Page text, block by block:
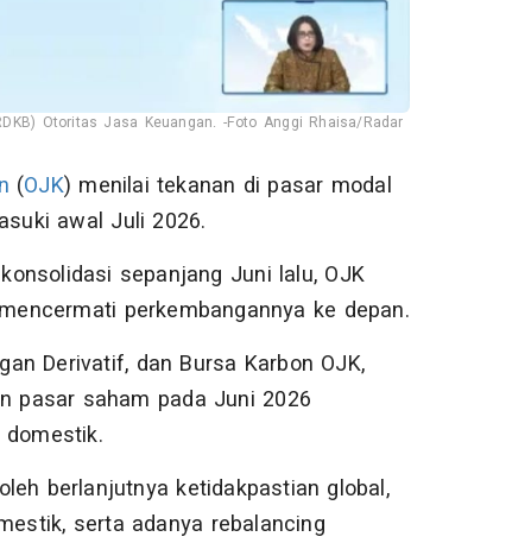
Otoritas Jasa Keuangan. -Foto Anggi Rhaisa/Radar
(OJK) menilai tekanan di pasar modal
awal Juli 2026.
sepanjang Juni lalu, OJK
perkembangannya ke depan.
Derivatif, dan Bursa Karbon OJK,
pasar saham pada Juni 2026
berlanjutnya ketidakpastian global,
serta adanya rebalancing